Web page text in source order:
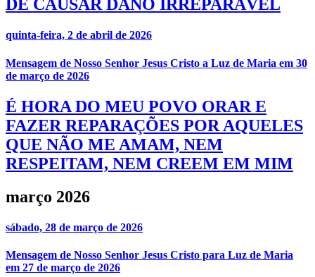
DE CAUSAR DANO IRREPARÁVEL
quinta-feira, 2 de abril de 2026
Mensagem de Nosso Senhor Jesus Cristo a Luz de Maria em 30
de março de 2026
É HORA DO MEU POVO ORAR E
FAZER REPARAÇÕES POR AQUELES
QUE NÃO ME AMAM, NEM
RESPEITAM, NEM CREEM EM MIM
março 2026
sábado, 28 de março de 2026
Mensagem de Nosso Senhor Jesus Cristo para Luz de Maria
em 27 de março de 2026